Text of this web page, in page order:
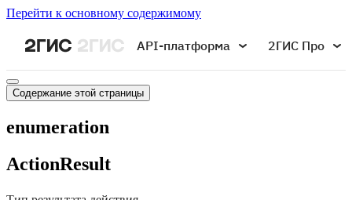
Перейти к основному содержимому
API-платформа 2ГИС Про
Содержание этой страницы
enumeration
ActionResult